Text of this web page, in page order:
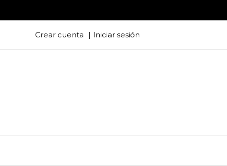
Crear cuenta Iniciar sesión